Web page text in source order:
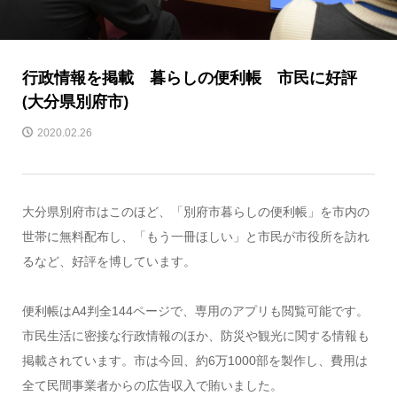
行政情報を掲載 暮らしの便利帳 市民に好評
(大分県別府市)
2020.02.26
大分県別府市はこのほど、「別府市暮らしの便利帳」を市内の
世帯に無料配布し、「もう一冊ほしい」と市民が市役所を訪れ
るなど、好評を博しています。
便利帳はA4判全144ページで、専用のアプリも閲覧可能です。
市民生活に密接な行政情報のほか、防災や観光に関する情報も
掲載されています。市は今回、約6万1000部を製作し、費用は
全て民間事業者からの広告収入で賄いました。